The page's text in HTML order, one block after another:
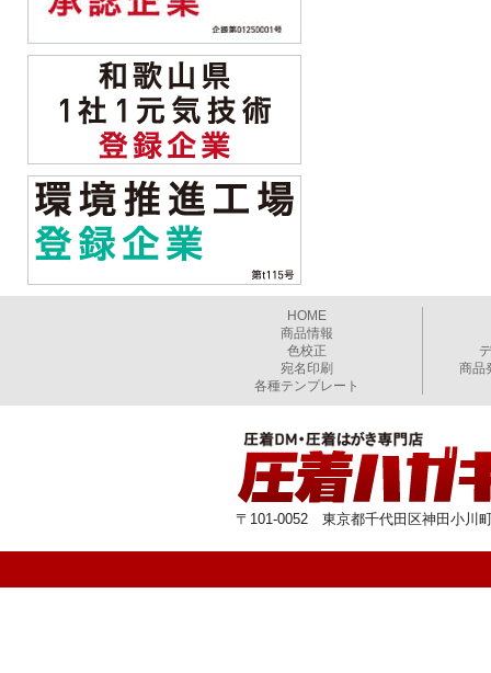
HOME
商品情報
色校正
宛名印刷
各種テンプレート
商品
〒101-0052 東京都千代田区神田小川